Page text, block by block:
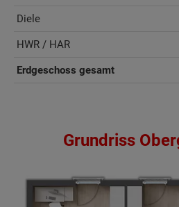
Diele
HWR / HAR
Erdgeschoss gesamt
Grundriss